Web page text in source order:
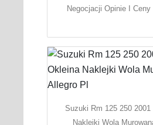
Negocjacji Opinie I Ceny
Suzuki Rm 125 250
Naklejki Wola